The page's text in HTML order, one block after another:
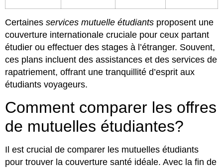
Certaines services mutuelle étudiants proposent une
couverture internationale cruciale pour ceux partant
étudier ou effectuer des stages à l’étranger. Souvent,
ces plans incluent des assistances et des services de
rapatriement, offrant une tranquillité d’esprit aux
étudiants voyageurs.
Comment comparer les offres
de mutuelles étudiantes?
Il est crucial de comparer les mutuelles étudiants
pour trouver la couverture santé idéale. Avec la fin de